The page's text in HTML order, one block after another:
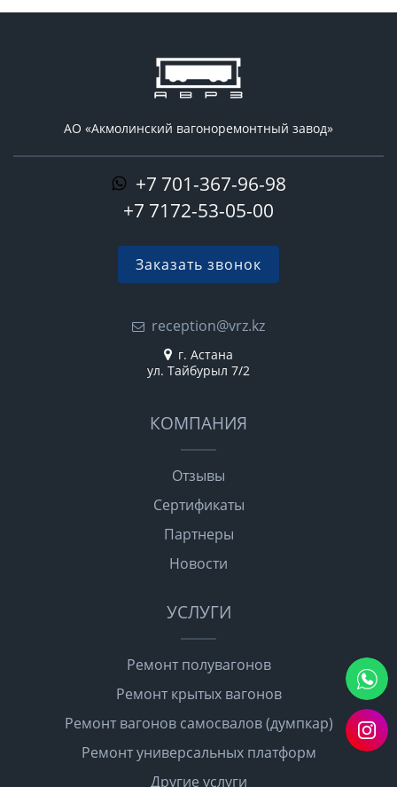
АО «Акмолинский вагоноремонтный завод»
+7 701-367-96-98
+7 7172-53-05-00
Заказать звонок
reception@vrz.kz
г. Астана
ул. Тайбурыл 7/2
КОМПАНИЯ
Отзывы
Сертификаты
Партнеры
Новости
УСЛУГИ
Ремонт полувагонов
Ремонт крытых вагонов
Ремонт вагонов самосвалов (думпкар)
Ремонт универсальных платформ
Другие услуги